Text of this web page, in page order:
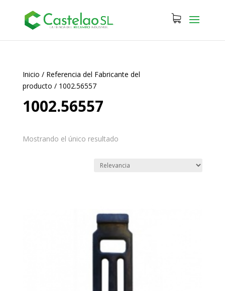
Inicio / Referencia del Fabricante del
producto / 1002.56557
1002.56557
Mostrando el único resultado